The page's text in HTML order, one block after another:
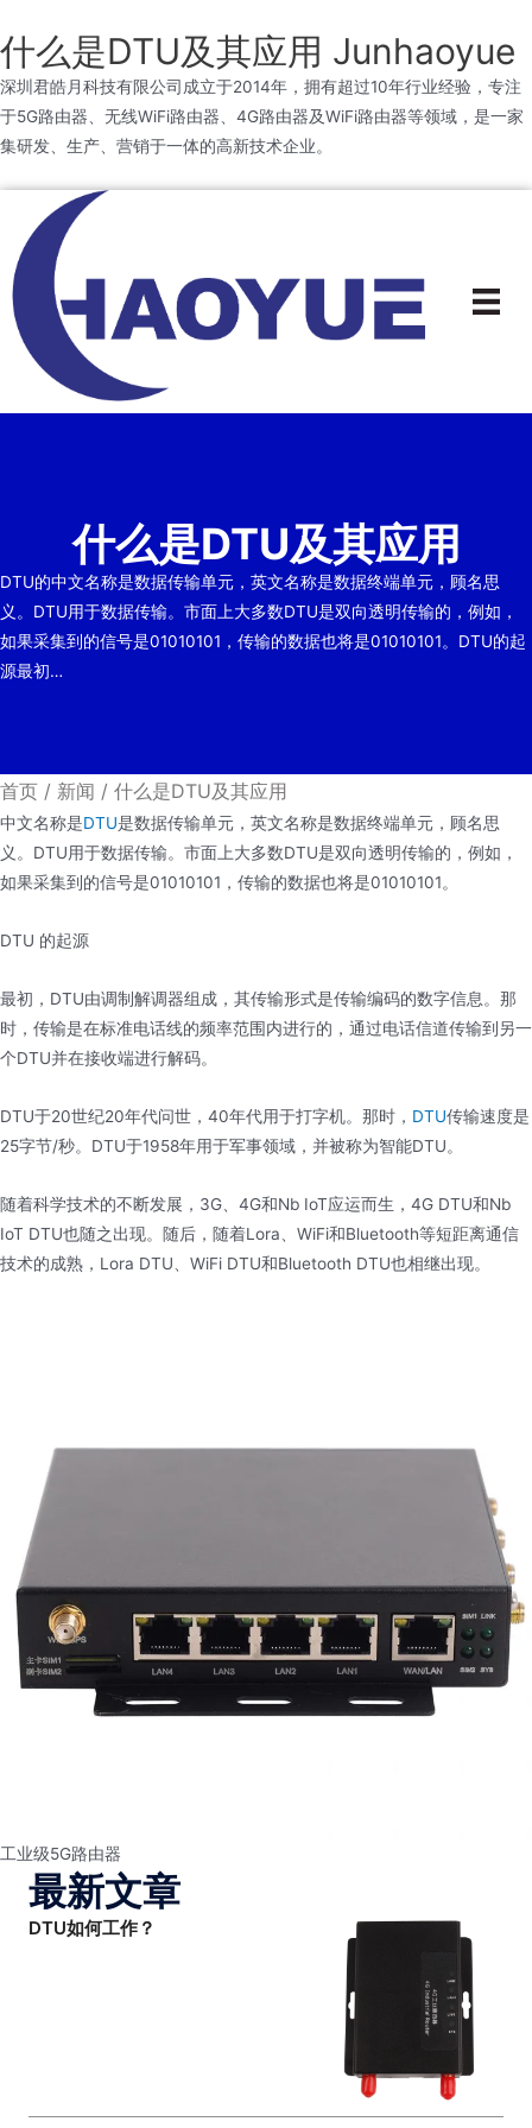
什么是DTU及其应用 Junhaoyue
深圳君皓月科技有限公司成立于2014年，拥有超过10年行业经验，专注
于5G路由器、无线WiFi路由器、4G路由器及WiFi路由器等领域，是一家
集研发、生产、营销于一体的高新技术企业。
容
什么是DTU及其应用
DTU的中文名称是数据传输单元，英文名称是数据终端单元，顾名思
义。DTU用于数据传输。市面上大多数DTU是双向透明传输的，例如，
如果采集到的信号是01010101，传输的数据也将是01010101。DTU的起
源最初…
首页 / 新闻 / 什么是DTU及其应用
中文名称是DTU是数据传输单元，英文名称是数据终端单元，顾名思
义。DTU用于数据传输。市面上大多数DTU是双向透明传输的，例如，
如果采集到的信号是01010101，传输的数据也将是01010101。
DTU 的起源
最初，DTU由调制解调器组成，其传输形式是传输编码的数字信息。那
时，传输是在标准电话线的频率范围内进行的，通过电话信道传输到另一
个DTU并在接收端进行解码。
DTU于20世纪20年代问世，40年代用于打字机。那时， DTU传输速度是
25字节/秒。DTU于1958年用于军事领域，并被称为智能DTU。
随着科学技术的不断发展，3G、4G和Nb IoT应运而生，4G DTU和Nb
IoT DTU也随之出现。随后，随着Lora、WiFi和Bluetooth等短距离通信
技术的成熟，Lora DTU、WiFi DTU和Bluetooth DTU也相继出现。
工业级5G路由器
最新文章
DTU如何工作？